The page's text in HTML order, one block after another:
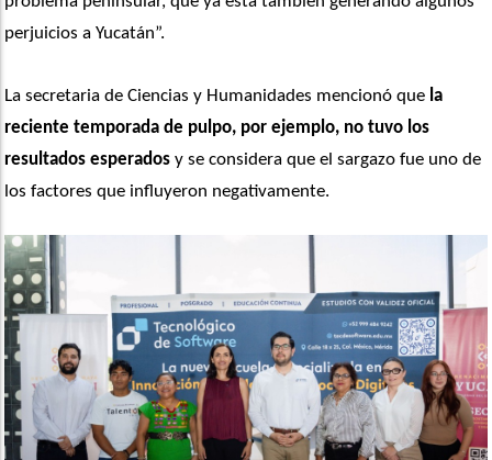
perjuicios a Yucatán”.
La secretaria de Ciencias y Humanidades mencionó que la
reciente temporada de pulpo, por ejemplo, no tuvo los
resultados esperados y se considera que el sargazo fue uno de
los factores que influyeron negativamente.